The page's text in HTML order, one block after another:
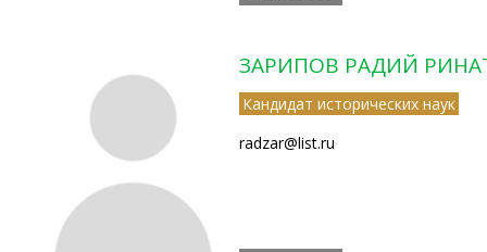
ЗАРИПОВ РАДИЙ
Кандидат исторических наук
radzar@list.ru